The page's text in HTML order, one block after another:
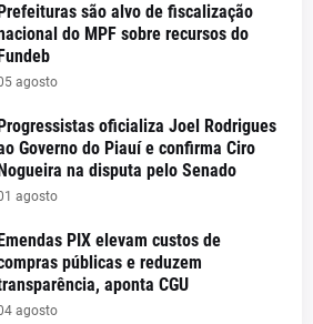
são alvo de fiscalização
do MPF sobre recursos do
agosto
oficializa Joel Rodrigues
Governo do Piauí e confirma Ciro
na disputa pelo Senado
agosto
PIX elevam custos de
públicas e reduzem
aponta CGU
agosto